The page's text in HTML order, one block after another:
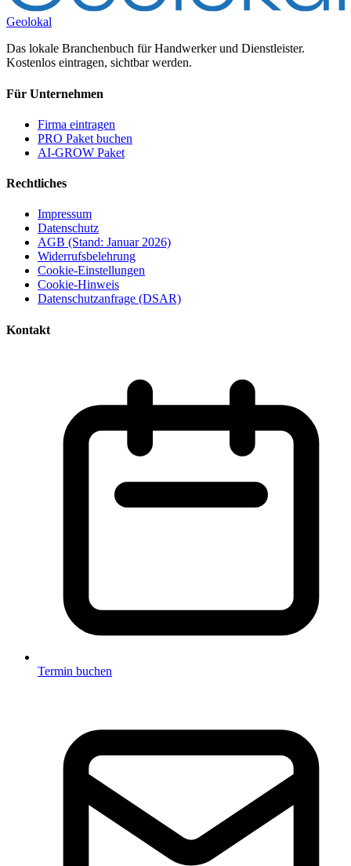
Geolokal
Das lokale Branchenbuch für Handwerker und Dienstleister.
Kostenlos eintragen, sichtbar werden.
Für Unternehmen
Firma eintragen
PRO Paket buchen
AI-GROW Paket
Rechtliches
Impressum
Datenschutz
AGB (Stand: Januar 2026)
Widerrufsbelehrung
Cookie-Einstellungen
Cookie-Hinweis
Datenschutzanfrage (DSAR)
Kontakt
Termin buchen